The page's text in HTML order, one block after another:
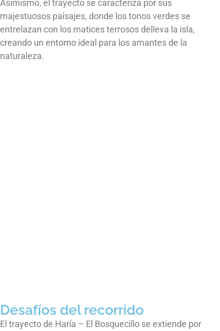
Asimismo, el trayecto se caracteriza por sus
majestuosos paisajes, donde los tonos verdes se
entrelazan con los matices terrosos delleva la isla,
creando un entorno ideal para los amantes de la
naturaleza.
Desafíos del recorrido
El trayecto de Haría – El Bosquecillo se extiende por